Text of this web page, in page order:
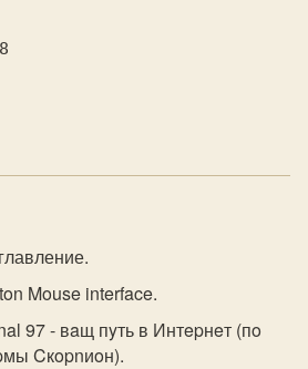
Mouse interface.
97 - вaщ пyть в Интepнeт (пo
Cкopnиoн).